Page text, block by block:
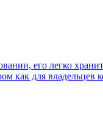
его легко
как для владельцев